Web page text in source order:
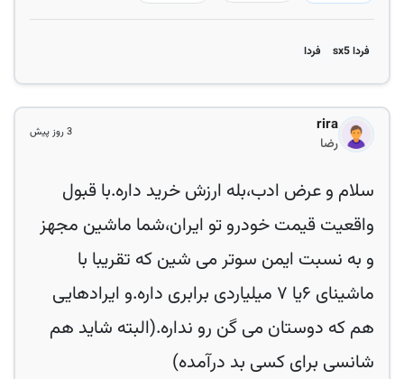
فردا sx5 فردا
rira
رضا
3 روز پیش
سلام و عرض ادب،بله ارزش خرید داره.با قبول
واقعیت قیمت خودرو تو ایران،شما ماشین مجهز
و به نسبت ایمن سوتر می شین که تقریبا با
ماشینای ۶یا ۷ میلیاردی برابری داره.و ایرادهایی
هم که دوستان می گن رو نداره.(البته شاید هم
شانسی برای کسی بد درآمده)